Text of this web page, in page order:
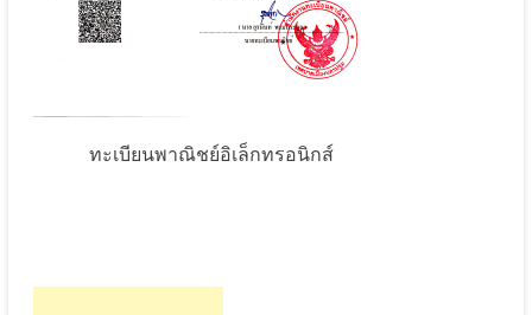
ทะเบียนพาณิชย์อิเล็กทรอนิกส์